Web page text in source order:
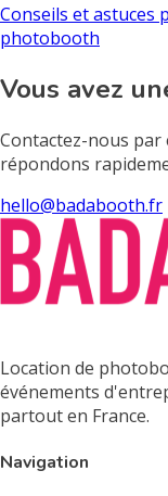
Conseils et astuces
photobooth
Vous avez
Contactez-nous
répondons
hello@badabooth.fr
Location de
événements
partout en France.
Navigation